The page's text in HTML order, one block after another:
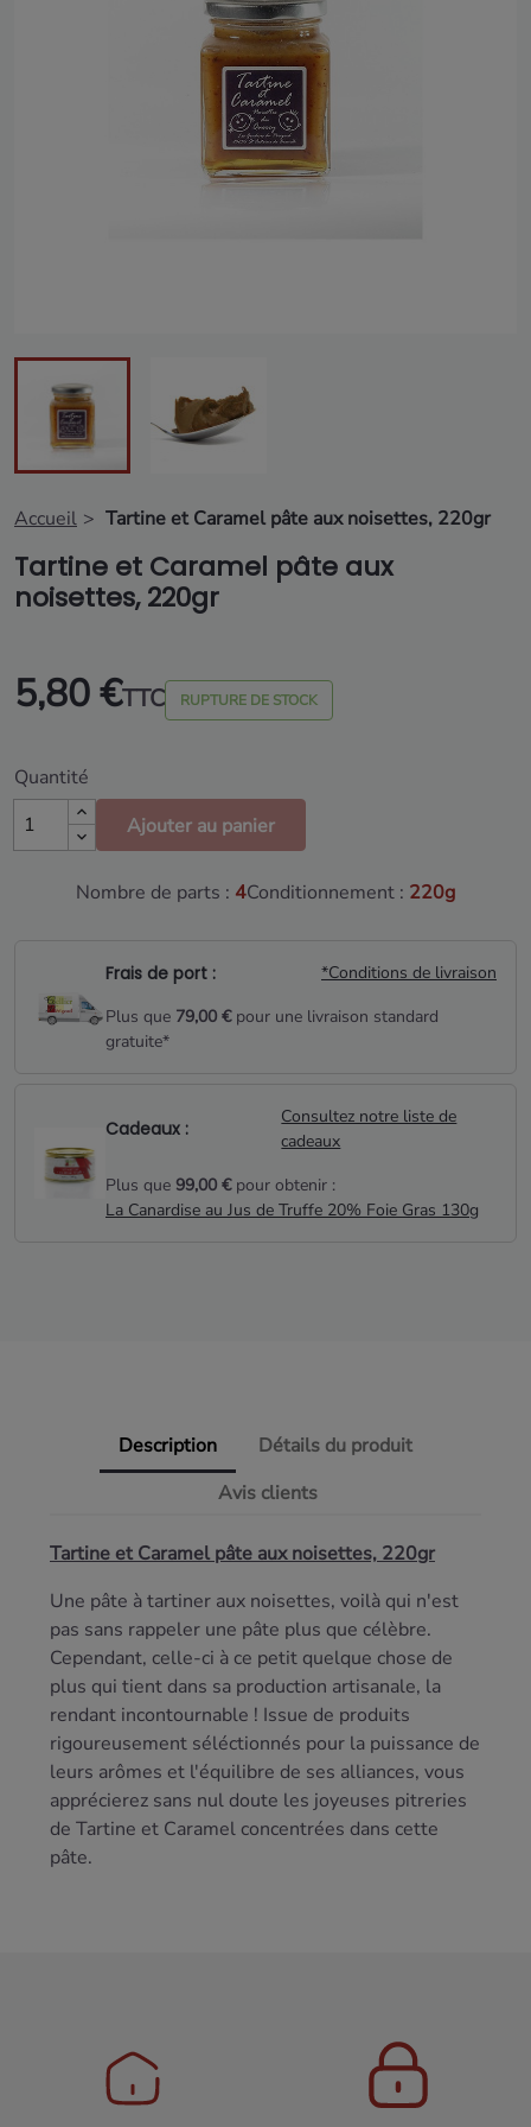
Accueil Tartine et Caramel pâte aux noisettes, 220gr
Tartine et Caramel pâte aux
noisettes, 220gr
5,80 €TTC RUPTURE DE STOCK
Quantité
Ajouter au panier
Nombre de parts : 4Conditionnement : 220g
Frais de port :
*Conditions de livraison
Plus que 79,00 €pour une livraison standard
gratuite*
Cadeaux :
Consultez notre liste de
cadeaux
Plus que 99,00 €pour obtenir :
La Canardise au Jus de Truffe 20% Foie Gras 130g
Description
Détails du produit
Avis clients
Tartine et Caramel pâte aux noisettes, 220gr
Une pâte à tartiner aux noisettes, voilà qui n'est
pas sans rappeler une pâte plus que célèbre.
Cependant, celle-ci à ce petit quelque chose de
plus qui tient dans sa production artisanale, la
rendant incontournable ! Issue de produits
rigoureusement séléctionnés pour la puissance de
leurs arômes et l'équilibre de ses alliances, vous
apprécierez sans nul doute les joyeuses pitreries
de Tartine et Caramel concentrées dans cette
pâte.